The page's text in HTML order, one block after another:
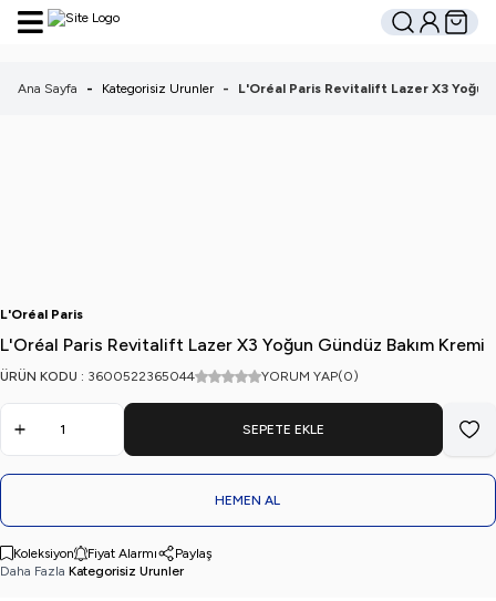
Hesabım
Sepetim
Ana Sayfa - Kategorisiz Urunler - L'Oréal Paris Revitalift Lazer X3 Yoğun
L'Oréal Paris
L'Oréal Paris Revitalift Lazer X3 Yoğun Gündüz Bakım Kremi
ÜRÜN KODU : 3600522365044 YORUM YAP(0)
SEPETE EKLE
HEMEN AL
Koleksiyon Fiyat Alarmı
Paylaş
Daha Fazla Kategorisiz Urunler